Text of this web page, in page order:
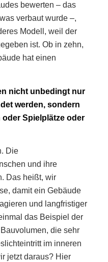
bewerten – das
verbaut wurde –,
Modell, weil der
ist. Ob in zehn,
hat einen
nicht unbedingt nur
werden, sondern
Spielplätze oder
Die
und ihre
Das heißt, wir
damit ein Gebäude
und langfristiger
das Beispiel der
die sehr
im inneren
jetzt daraus? Hier